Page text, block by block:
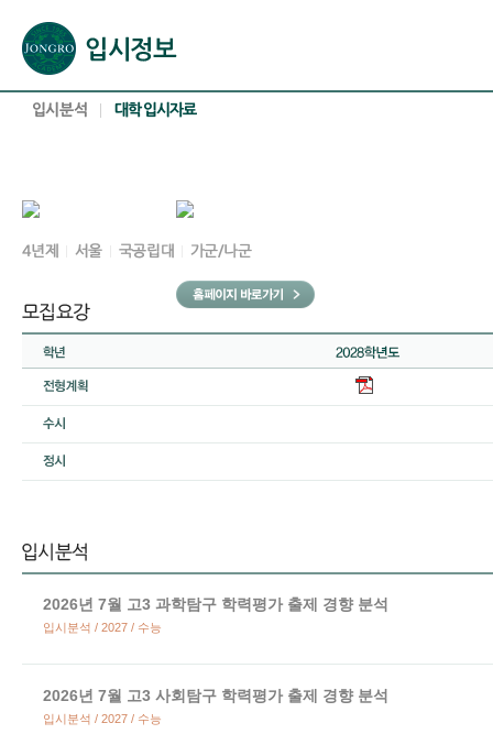
2026년 7월 고3 과학탐구 학력평가 출제 경향 분석
입시분석 / 2027 / 수능
2026년 7월 고3 사회탐구 학력평가 출제 경향 분석
입시분석 / 2027 / 수능